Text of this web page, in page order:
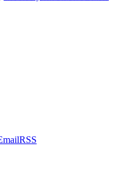
RSS